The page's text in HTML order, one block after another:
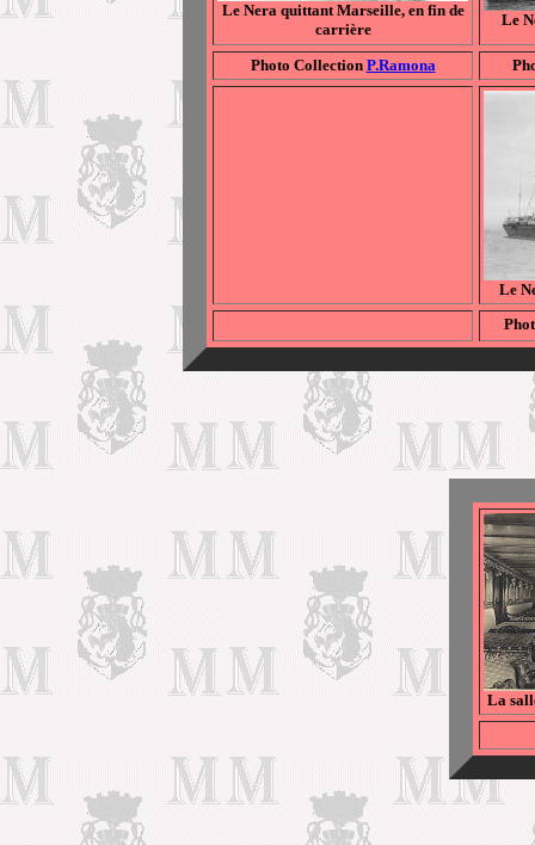
Le Nera quittant Marseille, en fin de
carrière
Le
Photo Collection P.Ramona
Le
La